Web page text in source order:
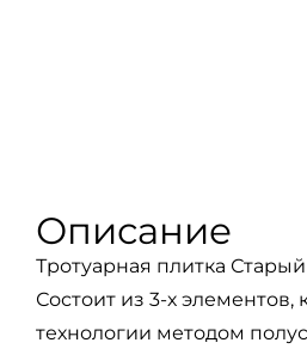
Описание
Тротуарная плитка
Состоит из 3-х
технологии методом